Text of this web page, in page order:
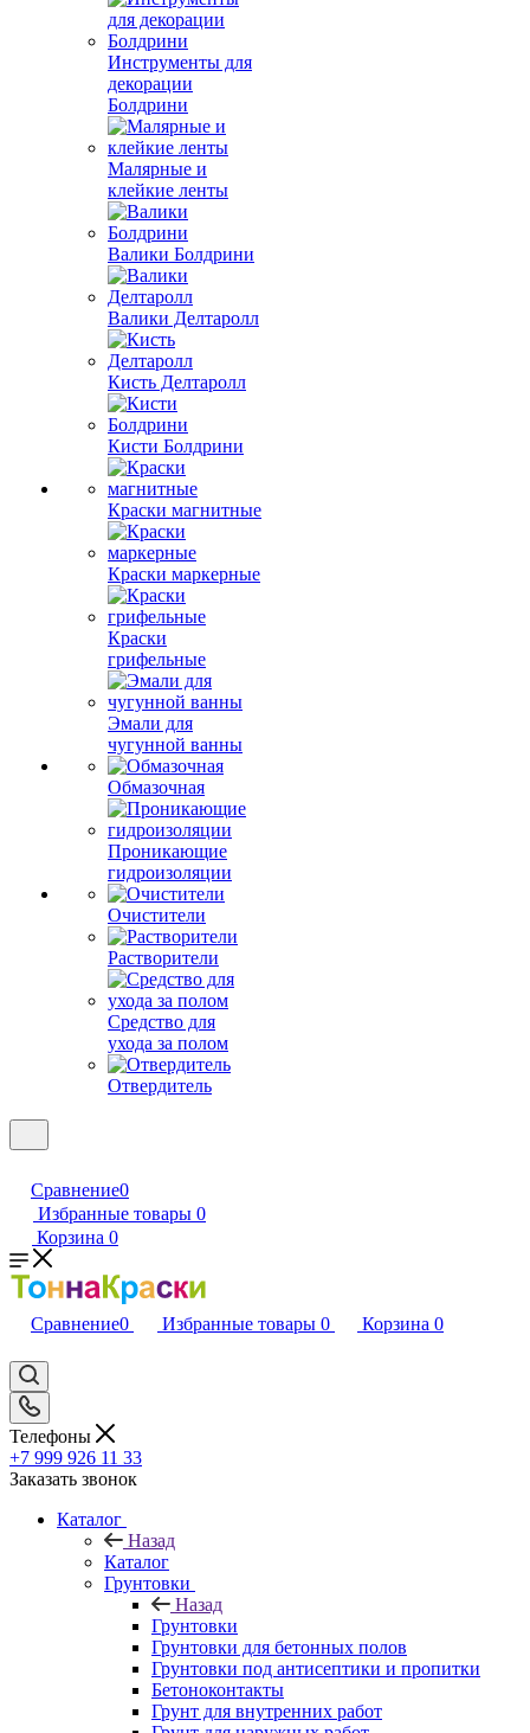
Инструменты для
декорации
Болдрини
Малярные и
клейкие ленты
Валики Болдрини
Валики Делтаролл
Кисть Делтаролл
Кисти Болдрини
Краски магнитные
Краски маркерные
Краски
грифельные
Эмали для
чугунной ванны
Обмазочная
Проникающие
гидроизоляции
Очистители
Растворители
Средство для
ухода за полом
Отвердитель
Сравнение0
Избранные товары 0
Корзина 0
Сравнение0 Избранные товары 0 Корзина 0
Телефоны
+7 999 926 11 33
Заказать звонок
Каталог
Назад
Каталог
Грунтовки
Назад
Грунтовки
Грунтовки для бетонных полов
Грунтовки под антисептики и пропитки
Бетоноконтакты
Грунт для внутренних работ